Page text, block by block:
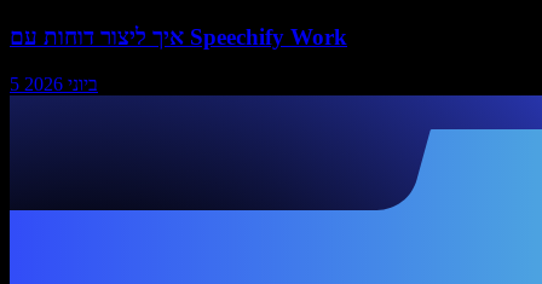
איך ליצור דוחות עם Speechify Work
5 ביוני 2026